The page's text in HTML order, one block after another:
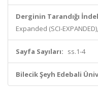
Derginin Tarandığı
Expanded (SCI-
Sayfa Sayıları: ss.1-4
Bilecik Şeyh Edebali